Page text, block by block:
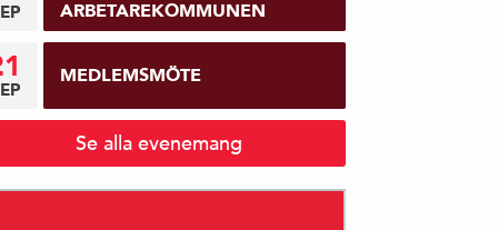
ARBETAREKOMMUNEN
MEDLEMSMÖTE
Se alla evenemang